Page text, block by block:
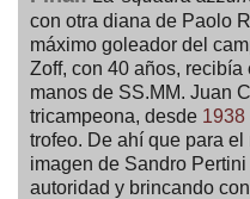
con otra diana de Paolo
máximo goleador del
Zoff, con 40 años,
manos de SS.MM. Juan
tricampeona, desde 1938
trofeo. De ahí que para
imagen de Sandro
autoridad y brincando